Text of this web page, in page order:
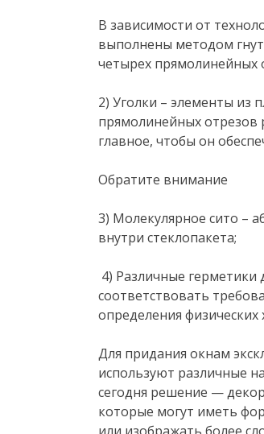
В зависимости от
выполнены методом
четырех прямолинейных
2) Уголки – элементы из
прямолинейных отрезов
главное, чтобы он
Обратите внимание
3) Молекулярное сито –
внутри стеклопакета;
4) Различные
соответствовать
определения
Для придания окнам
используют различные
сегодня решение —
которые могут иметь
или изображать более